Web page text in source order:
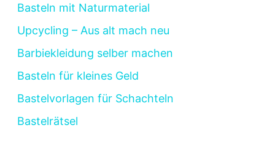
Basteln mit Naturmaterial
Upcycling – Aus alt mach neu
Barbiekleidung selber machen
Basteln für kleines Geld
Bastelvorlagen für Schachteln
Bastelrätsel